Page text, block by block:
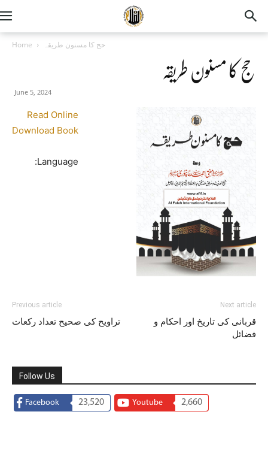
Home حج کا مسنون طریقہ
حج کا مسنون طریقہ
June 5, 2024
Read Online
Download Book
Language:
Previous article
تراویح کی صحیح تعداد رکعات
Next article
قربانی کی تاریخ اور احکام و
فضائل
Follow Us
Facebook 23,520 Youtube 2,660